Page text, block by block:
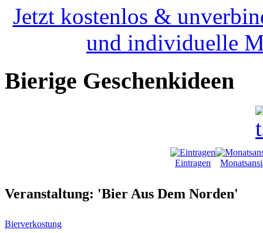
Jetzt kostenlos &
und individuelle
Bierige Geschenkideen
Eintragen
Veranstaltung: 'Bier Aus Dem Norden'
Bierverkostung